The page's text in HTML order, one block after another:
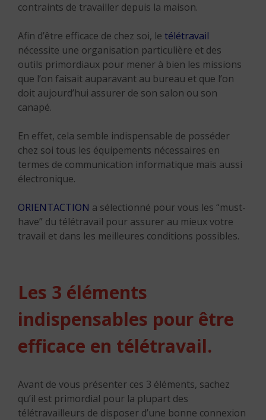
contraints de travailler depuis la maison.
Afin d’être efficace de chez soi, le télétravail
nécessite une organisation particulière et des
outils primordiaux pour mener à bien les missions
que l’on faisait auparavant au bureau et que l’on
doit aujourd’hui assurer de son salon ou son
canapé.
En effet, cela semble indispensable de posséder
chez soi tous les équipements nécessaires en
termes de communication informatique mais aussi
électronique.
ORIENTACTION a sélectionné pour vous les “must-
have” du télétravail pour assurer au mieux votre
travail et dans les meilleures conditions possibles.
Les 3 éléments
indispensables pour être
efficace en télétravail.
Avant de vous présenter ces 3 éléments, sachez
qu’il est primordial pour la plupart des
télétravailleurs de disposer d’une bonne connexion